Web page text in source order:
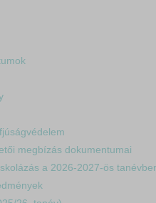
megbízás dokumentumai
a 2026-2027-ös